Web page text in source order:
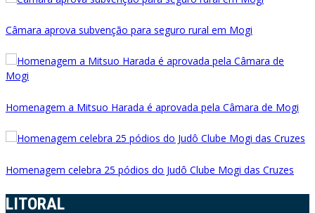
Câmara aprova subvenção para seguro rural em Mogi
Homenagem a Mitsuo Harada é aprovada pela Câmara de Mogi
Homenagem celebra 25 pódios do Judô Clube Mogi das Cruzes
LITORAL